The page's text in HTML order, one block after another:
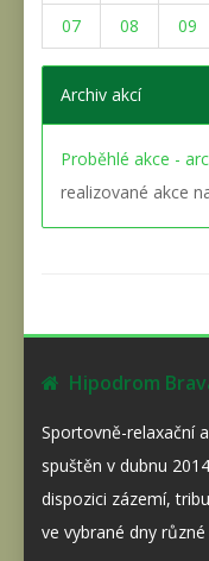
07 08 09
Archiv akcí
Proběhlé akce -
realizované akce
Hipodrom
Sportovně-relaxační
spuštěn v dubnu
dispozici zázemí,
ve vybrané dny